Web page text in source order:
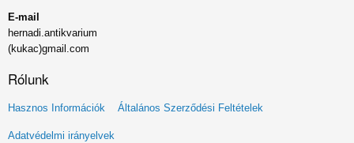
E-mail
hernadi.antikvarium
(kukac)gmail.com
Rólunk
Lábléc
menü
Hasznos Információk Általános Szerződési Feltételek
Adatvédelmi irányelvek